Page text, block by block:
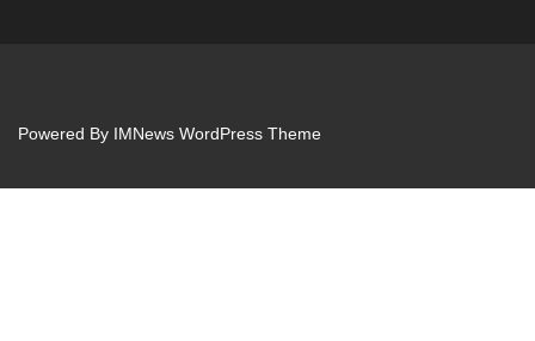
Powered By IMNews WordPress Theme